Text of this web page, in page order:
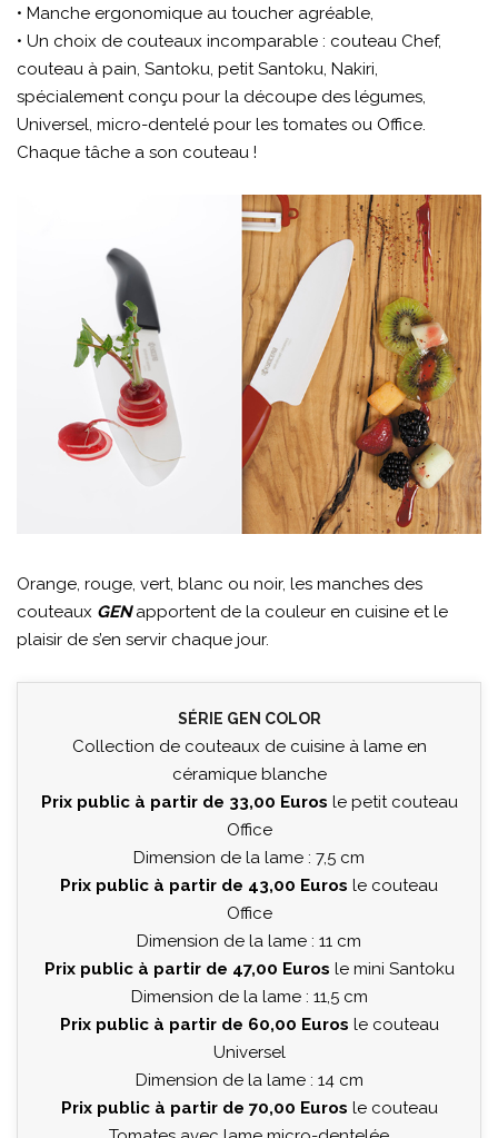
• Manche ergonomique au toucher agréable,
• Un choix de couteaux incomparable : couteau Chef,
couteau à pain, Santoku, petit Santoku, Nakiri,
spécialement conçu pour la découpe des légumes,
Universel, micro-dentelé pour les tomates ou Office.
Chaque tâche a son couteau !
Orange, rouge, vert, blanc ou noir, les manches des
couteaux GENapportent de la couleur en cuisine et le
plaisir de s’en servir chaque jour.
SÉRIE GEN COLOR
Collection de couteaux de cuisine à lame en
céramique blanche
Prix public à partir de 33,00 Euros le petit couteau
Office
Dimension de la lame : 7,5 cm
Prix public à partir de 43,00 Euros le couteau
Office
Dimension de la lame : 11 cm
Prix public à partir de 47,00 Euros le mini Santoku
Dimension de la lame : 11,5 cm
Prix public à partir de 60,00 Euros le couteau
Universel
Dimension de la lame : 14 cm
Prix public à partir de 70,00 Euros le couteau